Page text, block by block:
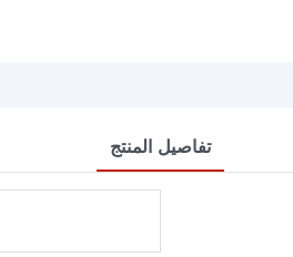
تفاصيل المنتج